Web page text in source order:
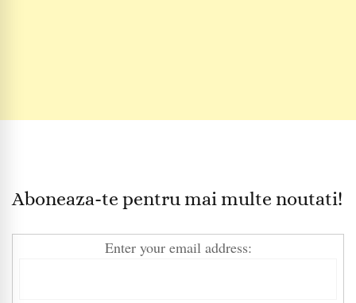
Aboneaza-te pentru mai multe noutati!
Enter your email address: